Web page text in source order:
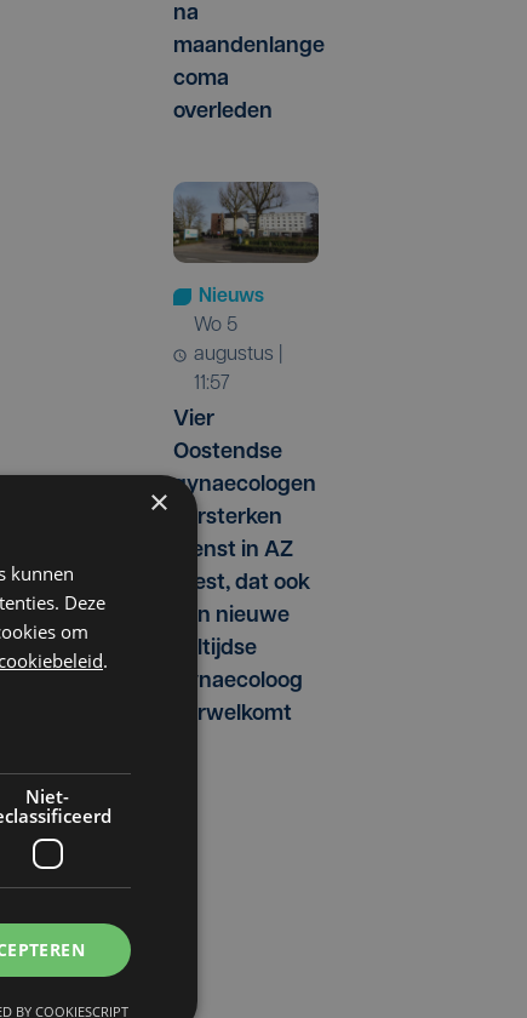
na
maandenlange
coma
overleden
Nieuws
wo 5
augustus |
11:57
Vier
Oostendse
gynaecologen
versterken
dienst in AZ
West, dat ook
een nieuwe
voltijdse
gynaecoloog
verwelkomt
×
kunnen
Deze
om
cookiebeleid.
Niet-
BY COOKIESCRIPT